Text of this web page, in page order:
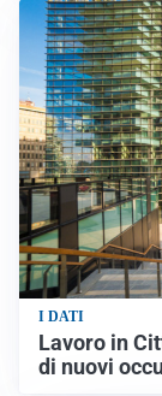
I DATI
Lavoro in
di nuovi